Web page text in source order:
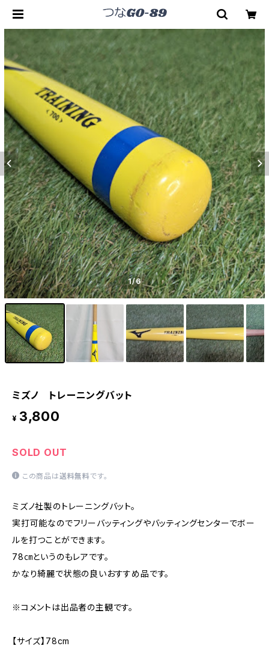
1/6
ミズノ トレーニングバット
¥ 3,800
SOLD OUT
この商品は送料無料です。
ミズノ社製のトレーニングバット。
実打可能なのでフリーバッティングやバッティングセンターでボー
ルを打つことができます。
78㎝というのもレアです。
かなり綺麗で状態の良いおすすめ品です。
※コメントは出品者の主観です。
【サイズ】78cm